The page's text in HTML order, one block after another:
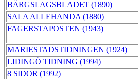
BÄRGSLAGSBLADET (1890)
SALA ALLEHANDA (1880)
FAGERSTAPOSTEN (1943)
MARIESTADSTIDNINGEN (1924)
LIDINGÖ TIDNING (1994)
8 SIDOR (1992)